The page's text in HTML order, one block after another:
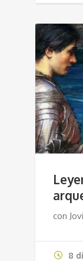
con
8